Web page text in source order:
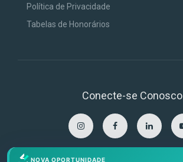
Política de Privacidade
Tabelas de Honorários
Conecte-se Conosco
NOVA OPORTUNIDADE